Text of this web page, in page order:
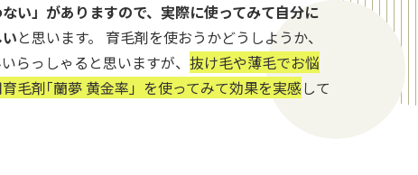
い」がありますので、実際に使ってみて自分に
と思います。 育毛剤を使おうかどうしようか、
らっしゃると思いますが、 抜け毛や薄毛でお悩
毛剤｢蘭夢 黄金率」を使ってみて効果を実感して